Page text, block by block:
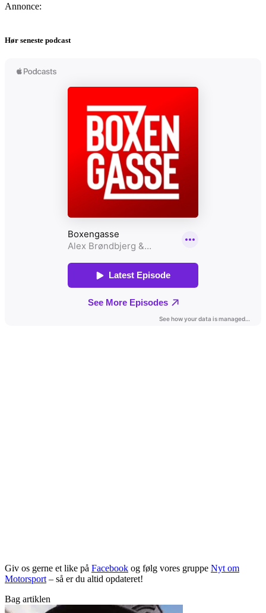
Annonce:
Hør seneste podcast
Giv os gerne et like på Facebook og følg vores gruppe Nyt om
Motorsport – så er du altid opdateret!
Bag artiklen